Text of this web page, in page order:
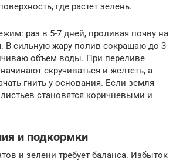
где растет зелень.
раз в 5-7 дней, проливая почву на
В сильную жару полив сокращаю до 3-
объем воды. При переливе
скручиваться и желтеть, а
гнить у основания. Если земля
становятся коричневыми и
и подкормки
и зелени требует баланса. Избыток